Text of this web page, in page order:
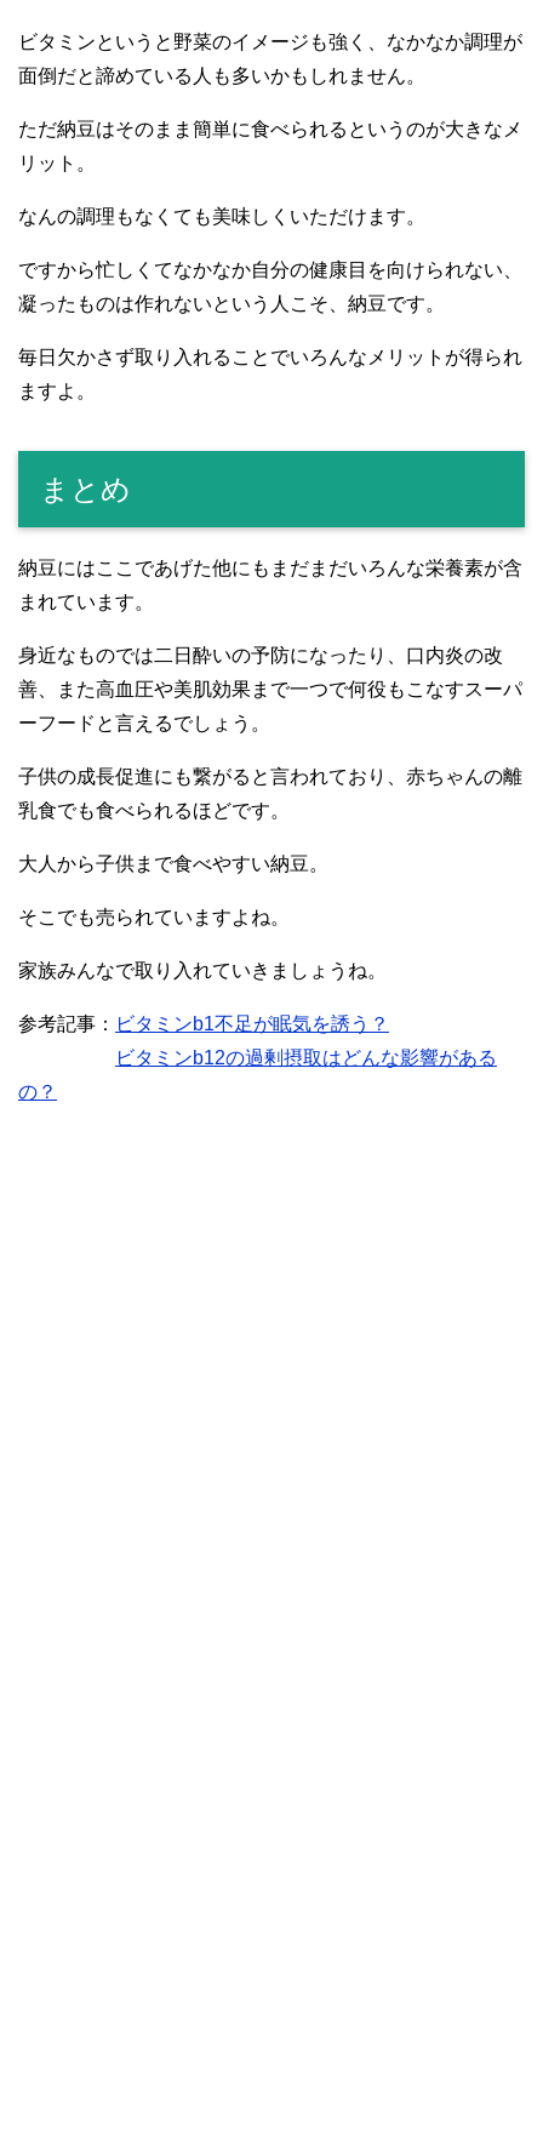
ビタミンというと野菜のイメージも強く、なかなか調理が
面倒だと諦めている人も多いかもしれません。
ただ納豆はそのまま簡単に食べられるというのが大きなメ
リット。
なんの調理もなくても美味しくいただけます。
ですから忙しくてなかなか自分の健康目を向けられない、
凝ったものは作れないという人こそ、納豆です。
毎日欠かさず取り入れることでいろんなメリットが得られ
ますよ。
まとめ
納豆にはここであげた他にもまだまだいろんな栄養素が含
まれています。
身近なものでは二日酔いの予防になったり、口内炎の改
善、また高血圧や美肌効果まで一つで何役もこなすスーパ
ーフードと言えるでしょう。
子供の成長促進にも繋がると言われており、赤ちゃんの離
乳食でも食べられるほどです。
大人から子供まで食べやすい納豆。
そこでも売られていますよね。
家族みんなで取り入れていきましょうね。
参考記事： ビタミンb1不足が眠気を誘う？
ビタミンb12の過剰摂取はどんな影響がある
の？